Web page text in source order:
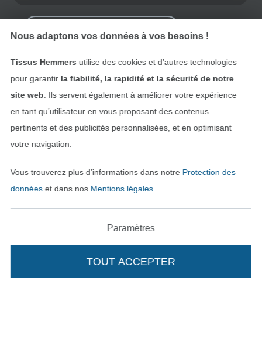
Trouvez plus d’idées
Deutsch
Nederlands
Passer à la boutique
Nous adaptons vos données à vos besoins !
Tissus Hemmers utilise des cookies et d’autres technologies
pour garantir la fiabilité, la rapidité et la sécurité de notre
site web . Ils servent également à améliorer votre expérience
en tant qu’utilisateur en vous proposant des contenus
pertinents et des publicités personnalisées, et en optimisant
votre navigation.
Vous trouverez plus d’informations dans notre Protection des
donnéeset dans nos Mentions légales.
Paramètres
TOUT ACCEPTER